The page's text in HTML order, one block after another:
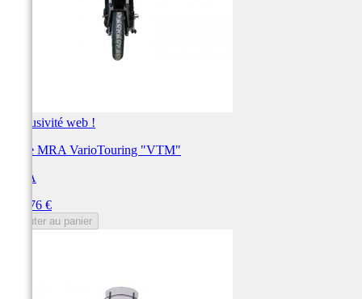
Exclusivité web !
Bulle MRA VarioTouring "VTM"
MRA
191,76 €
Ajouter au panier